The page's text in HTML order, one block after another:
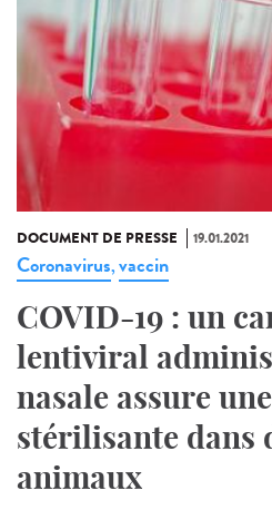
DOCUMENT DE PRESSE 19.01.2021
Coronavirus,vaccin
COVID-19 : un
lentiviral
nasale assure
stérilisante dans
animaux